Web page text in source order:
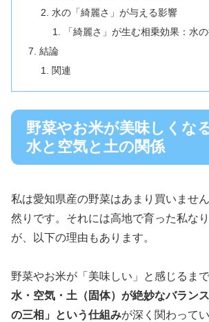
水の「綺麗さ」が与える影響
「綺麗さ」が生む相乗効果：水
結論
関連
野菜やお米が美味しくな
水と空気と土の関係
私は愛知県産の野菜はあまり買いませ
然りです。それには高地で育った私な
が、以下の理由もあります。
野菜やお米が「美味しい」と感じるまで
水・空気・土（固体）が絶妙なバラン
の三相」という仕組みが深く関わってい